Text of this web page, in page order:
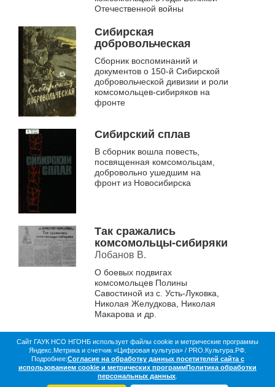
Отечественной войны
Сибирская
добровольческая
Сборник воспоминаний и
документов о 150-й Сибирской
добровольческой дивизии и роли
комсомольцев-сибиряков на
фронте
Сибирский сплав
В сборник вошла повесть,
посвященная комсомольцам,
добровольно ушедшим на
фронт из Новосибирска
Так сражались
комсомольцы-сибиряки
Лобанов В.
О боевых подвигах
комсомольцев Полины
Савостиной из с. Усть-Луковка,
Николая Желудкова, Николая
Макарова и др.
О библиотеке Коллекции
Цифровая жизнь
Документы в оцифровке
Статистика
Контакты
Партнёры
Сайт ГАУК НСО НГОНБ использует файлы cookie и метрические программы
Яндекс.Метрика и счетчик «Цифровая культура» / PRO.Культура.РФ.
Подробнее:Согласие на обработку данных посетителей сайта с
использованием cookie и метрических программПолитика обработки
персональных данных